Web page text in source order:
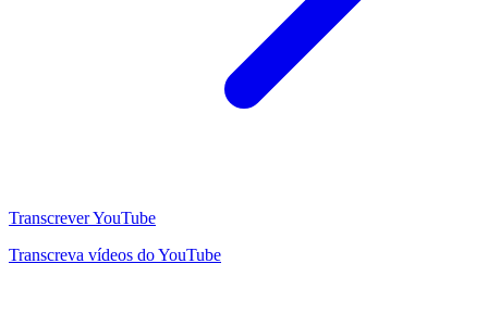
Transcrever YouTube
Transcreva vídeos do YouTube